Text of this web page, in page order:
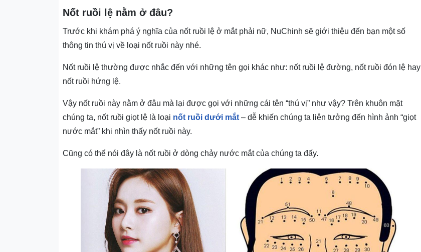
Nốt ruồi lệ nằm ở đâu?
Trước khi khám phá ý nghĩa của nốt ruồi lệ ở mắt phải nữ, NuChinh sẽ giới thiệu đến bạn một số
thông tin thú vị về loại nốt ruồi này nhé.
Nốt ruồi lệ thường được nhắc đến với những tên gọi khác như: nốt ruồi lệ đường, nốt ruồi đón lệ hay
nốt ruồi hứng lệ.
Vậy nốt ruồi này nằm ở đâu mà lại được gọi với những cái tên “thú vị” như vậy? Trên khuôn mặt
chúng ta, nốt ruồi giọt lệ là loại nốt ruồi dưới mắt – dễ khiến chúng ta liên tưởng đến hình ảnh “giọt
nước mắt” khi nhìn thấy nốt ruồi này.
Cũng có thể nói đây là nốt ruồi ở dòng chảy nước mắt của chúng ta đấy.